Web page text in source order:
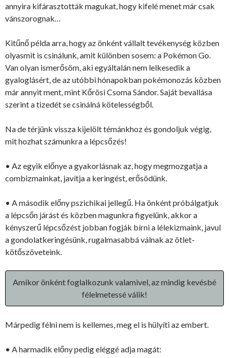
annyira kifárasztották magukat, hogy kifelé menet már csak
vánszorognak…
Kitűnő példa arra, hogy az önként vállalt tevékenység közben
olyasmit is csinálunk, amit különben sosem: a Pokémon Go.
Van olyan ismerősöm, aki egyáltalán nem lelkesedik a
gyaloglásért, de az utóbbi hónapokban pokémonozás közben
már annyit ment, mint Kőrösi Csoma Sándor. Saját bevallása
szerint a tizedét se csinálná kötelességből.
Na de térjünk vissza kijelölt témánkhoz és gondoljuk végig,
mit hozhat számunkra a lépcsőzés!
• Az egyik előnye a gyakorlásnak az, hogy megmozgatja a
combizmainkat, javítja a keringést, erősödünk.
• A második előny pszichikai jellegű. Ha önként próbálgatjuk
a lépcsőn járást és közben magunkra figyelünk, akkor a
kényszerű lépcsőzést jobban fogják bírni a lélekizmaink, javul
a gondolatkeringésünk, rugalmasabbá válnak az ötlet-
kötőszöveteink.
Amikor önként foglalkozunk valamivel, az mindig kevésbé
félelmetessé válik!
Márpedig félni nem is kellemes, meg el is hülyíti az embert.
• A harmadik előny pedig eléggé adja magát: